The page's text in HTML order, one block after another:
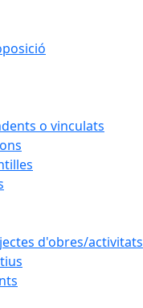
o vinculats
d'obres/activitats